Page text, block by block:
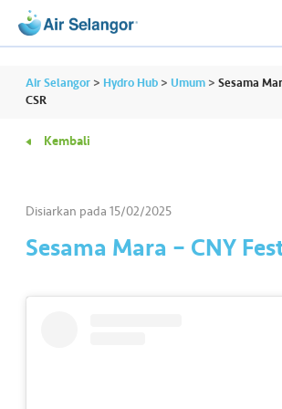
Air Selangor > Hydro Hub > Umum >Sesama
CSR
Kembali
Disiarkan pada15/02/2025
Sesama Mara – CNY
A
P
er
m